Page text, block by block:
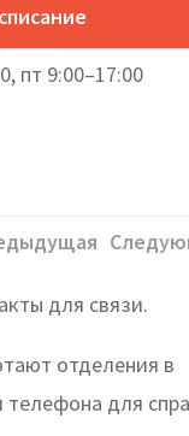
пт 9:00–17:00
для связи.
отделения в
для